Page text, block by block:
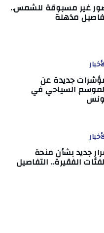
غير مسبوقة للشمس..
مذهلة
جديدة عن
السياحي في
جديد بشأن منحة
الفقيرة.. التفاصيل